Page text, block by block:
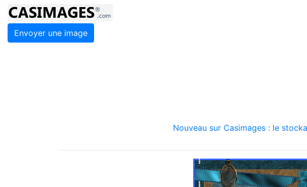
Envoyer une image
Nouveau sur Casimages : le